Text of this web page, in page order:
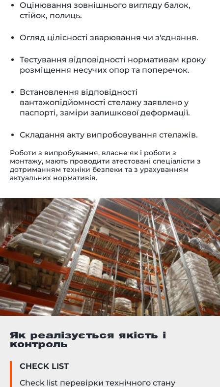
Оцінювання зовнішнього вигляду балок,
стійок, полиць.
Огляд цілісності зварювання чи з'єднання.
Тестування відповідності нормативам кроку
розміщення несучих опор та поперечок.
Встановлення відповідності
вантажопідйомності стелажу заявлено у
паспорті, заміри залишкової деформації.
Складання акту випробовування стелажів.
Роботи з випробування, власне як і роботи з
монтажу, мають проводити атестовані спеціалісти з
дотриманням техніки безпеки та з урахуванням
актуальних нормативів.
Як реалізується якість і
контроль
CHECK LIST
Check list перевірки технічного стану